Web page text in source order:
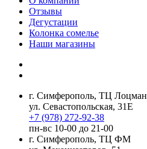
Отзывы
Дегустации
Колонка сомелье
Наши магазины
г. Симферополь, ТЦ Лоцман
ул. Севастопольская, 31Е
+7 (978) 272-92-38
пн-вс 10-00 до 21-00
г. Симферополь, ТЦ ФМ